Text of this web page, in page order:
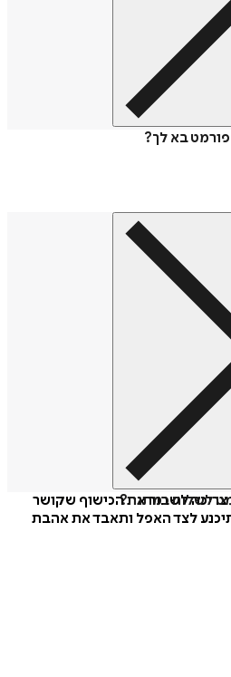
בא לך?
לשלוח כמתנה?
לשבור את הכישוף שקושר
לצד האפל ותאבד את אהבת